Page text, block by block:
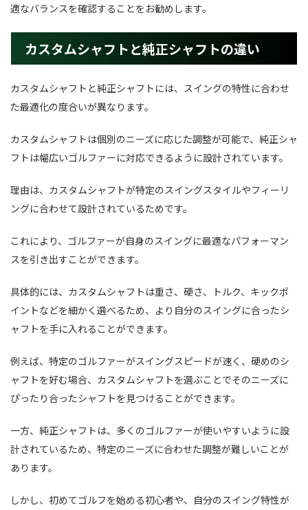
適なバランスを確認することをお勧めします。
カスタムシャフトと純正シャフトの違い
カスタムシャフトと純正シャフトには、スイングの特性に合わせ
た最適化の度合いが異なります。
カスタムシャフトは個別のニーズに応じた調整が可能で、純正シャ
フトは幅広いゴルファーに対応できるように設計されています。
理由は、カスタムシャフトが特定のスイングスタイルやフィーリ
ングに合わせて設計されているためです。
これにより、ゴルファーが自身のスイングに最適なパフォーマン
スを引き出すことができます。
具体的には、カスタムシャフトは重さ、硬さ、トルク、キックポ
イントなどを細かく選べるため、より自分のスイングに合ったシ
ャフトを手に入れることができます。
例えば、特定のゴルファーがスイングスピードが速く、硬めのシ
ャフトを好む場合、カスタムシャフトを選ぶことでそのニーズに
ぴったり合ったシャフトを見つけることができます。
一方、純正シャフトは、多くのゴルファーが使いやすいように設
計されているため、特定のニーズに合わせた調整が難しいことが
あります。
しかし、初めてゴルフを始める初心者や、自分のスイング特性が